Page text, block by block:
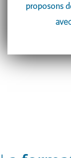
proposons